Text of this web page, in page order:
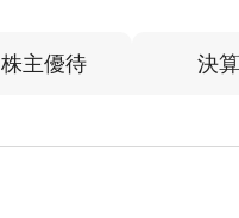
株主優待 決算